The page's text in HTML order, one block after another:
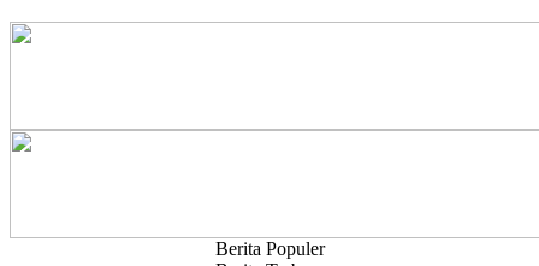
Berita Populer